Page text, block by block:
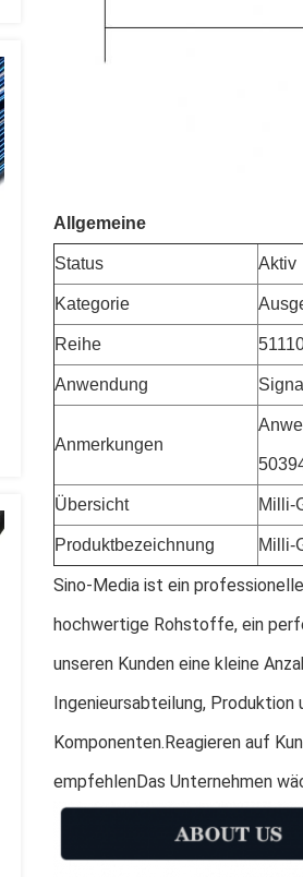
Allgemeine
Status Aktiv
Kategorie
Reihe
Anwendung
Anmerkungen
Übersicht Milli-
Produktbezeichnung Milli-
Sino-Media ist ein
hochwertige Rohstoffe, ein
unseren Kunden eine kleine
Ingenieursabteilung,
Komponenten.Reagieren auf
empfehlenDas Unternehmen